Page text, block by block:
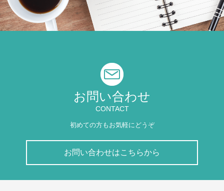
お問い合わせ
CONTACT
初めての方もお気軽にどうぞ
お問い合わせはこちらから